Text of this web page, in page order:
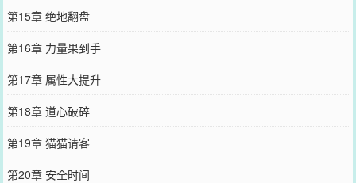
第15章 绝地翻盘
第16章 力量果到手
第17章 属性大提升
第18章 道心破碎
第19章 猫猫请客
第20章 安全时间